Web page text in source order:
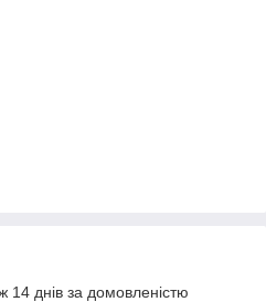
днів за домовленістю